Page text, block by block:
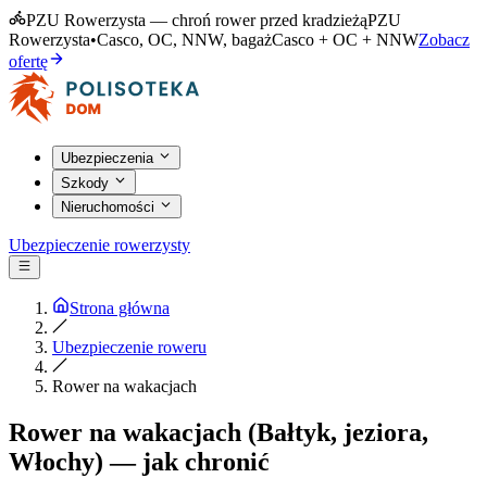
PZU Rowerzysta — chroń rower przed kradzieżąPZU
Rowerzysta•Casco, OC, NNW, bagażCasco + OC + NNWZobacz
ofertę
Ubezpieczenia
Szkody
Nieruchomości
Ubezpieczenie rowerzysty
Strona główna
Ubezpieczenie roweru
Rower na wakacjach
Rower na wakacjach (Bałtyk, jeziora,
Włochy) — jak chronić